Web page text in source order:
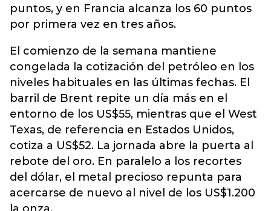
puntos, y en Francia alcanza los 60 puntos
por primera vez en tres años.
El comienzo de la semana mantiene
congelada la cotización del petróleo en los
niveles habituales en las últimas fechas. El
barril de Brent repite un día más en el
entorno de los US$55, mientras que el West
Texas, de referencia en Estados Unidos,
cotiza a US$52. La jornada abre la puerta al
rebote del oro. En paralelo a los recortes
del dólar, el metal precioso repunta para
acercarse de nuevo al nivel de los US$1.200